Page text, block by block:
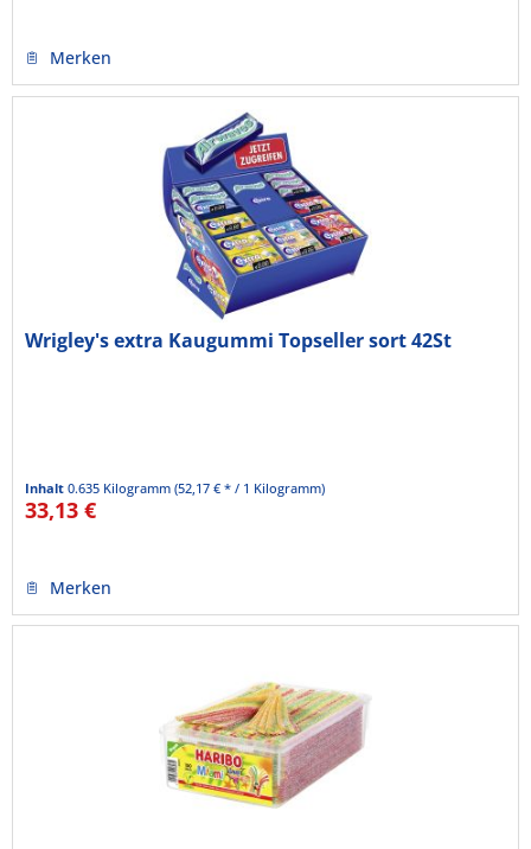
Merken
Wrigley's extra Kaugummi Topseller sort 42St
Inhalt0.635 Kilogramm(52,17 € * / 1 Kilogramm)
33,13 €
Merken